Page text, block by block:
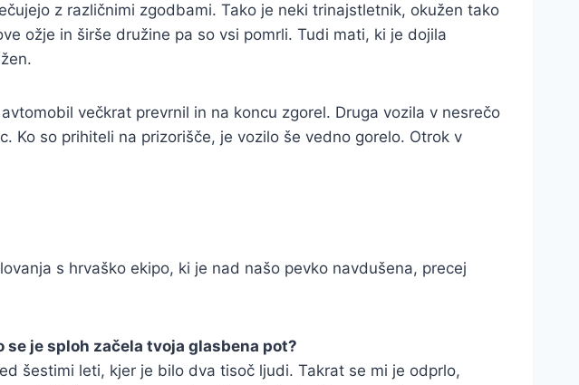
z različnimi zgodbami. Tako je neki trinajstletnik, okužen tako
ožje in širše družine pa so vsi pomrli. Tudi mati, ki je dojila
večkrat prevrnil in na koncu zgorel. Druga vozila v nesrečo
Ko so prihiteli na prizorišče, je vozilo še vedno gorelo. Otrok v
s hrvaško ekipo, ki je nad našo pevko navdušena, precej
je sploh začela tvoja glasbena pot?
šestimi leti, kjer je bilo dva tisoč ljudi. Takrat se mi je odprlo,